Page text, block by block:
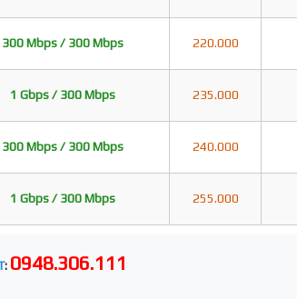
300 Mbps / 300 Mbps 220.000
1 Gbps / 300 Mbps 235.000
300 Mbps / 300 Mbps 240.000
1 Gbps / 300 Mbps 255.000
: 0948.306.111